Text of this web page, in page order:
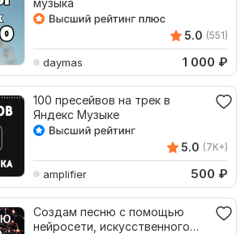
музыка
5.0 (551)
daymas 1 000 ₽
100 пресейвов на трек в
Яндекс Музыке
5.0 (7K+)
amplifier 500 ₽
Создам песню с помощью
нейросети, искусственного